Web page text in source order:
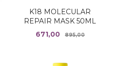
K18 MOLECULAR
REPAIR MASK 50ML
Tilbud
671,00 895,00Rabatt